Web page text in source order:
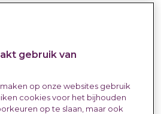
gebruik van
op onze websites gebruik
cookies voor het bijhouden
op te slaan, maar ook